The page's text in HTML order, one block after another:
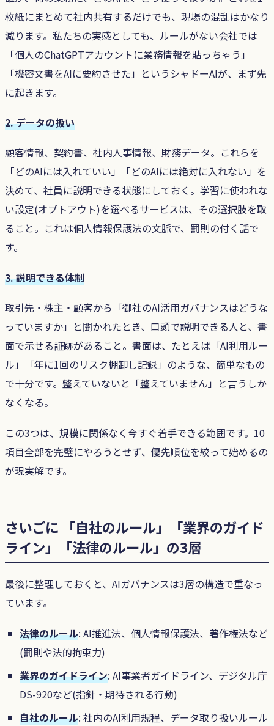
枚紙にまとめて社内共有するだけでも、現場の混乱はかなり
減ります。私たちの実感としても、ルールがない会社では
「個人のChatGPTアカウントに業務情報を貼っちゃう」
「機密文書をAIに要約させた」というシャドーAIが、まず先
に起きます。
2. データの扱い
顧客情報、契約書、社内人事情報、財務データ。これらを
「どのAIには入れていい」「どのAIには絶対に入れない」を
決めて、社員に説明できる状態にしておく。学習に使われな
い設定(オプトアウト)を選べるサービスは、その選択肢を取
ること。これは個人情報保護法の文脈で、罰則の付く話で
す。
3. 説明できる体制
取引先・株主・顧客から「御社のAI活用ガバナンスはどうな
っていますか」と聞かれたとき、口頭で説明できる人と、書
面で示せる証跡があること。書面は、たとえば「AI利用ルー
ル」「年に1回のリスク棚卸し記録」のような、簡単なもの
で十分です。整えていないと「整えていません」と言うしか
なくなる。
この3つは、規模に関係なく今すぐ着手できる範囲です。10
項目全部を完璧にやろうとせず、優先順位を絞って始めるの
が現実解です。
さいごに 「自社のルール」「業界のガイド
ライン」「法律のルール」の3層
最後に整理しておくと、AIガバナンスは3層の構造で重なっ
ています。
法律のルール: AI推進法、個人情報保護法、著作権法など
(罰則や法的拘束力)
業界のガイドライン: AI事業者ガイドライン、デジタル庁
DS-920など(指針・期待される行動)
自社のルール: 社内のAI利用規程、データ取り扱いルール